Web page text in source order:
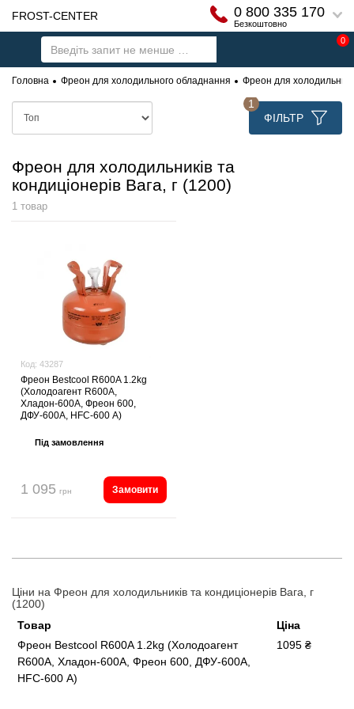
FROST-CENTER 0 800 335 170
Безкоштовно
0
Головна Фреон для холодильного обладнання Фреон для
ФІЛЬТР
1
Фреон для холодильників та
кондиціонерів Вага, г (1200)
1 товар
Код: 43287
Фреон Bestcool R600A 1.2kg
(Холодоагент R600A,
Хладон-600A, Фреон 600,
ДФУ-600A, HFC-600 А)
Під замовлення
1 095 грн Замовити
Ціни на Фреон для холодильників та кондиціонерів Вага, г
(1200)
Товар
Ціна
Фреон Bestcool R600A 1.2kg (Холодоагент
R600A, Хладон-600A, Фреон 600, ДФУ-600A,
HFC-600 А)
1095 ₴